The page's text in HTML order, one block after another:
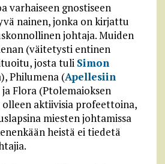
varhaiseen gnostiseen
nainen, jonka on kirjattu
johtaja. Muiden
(väitetysti entinen
josta tuli Simon
Philumena (Apellesiin
Flora (Ptolemaioksen
aktiivisia profeettoina,
miesten johtamissa
heistä ei tiedetä